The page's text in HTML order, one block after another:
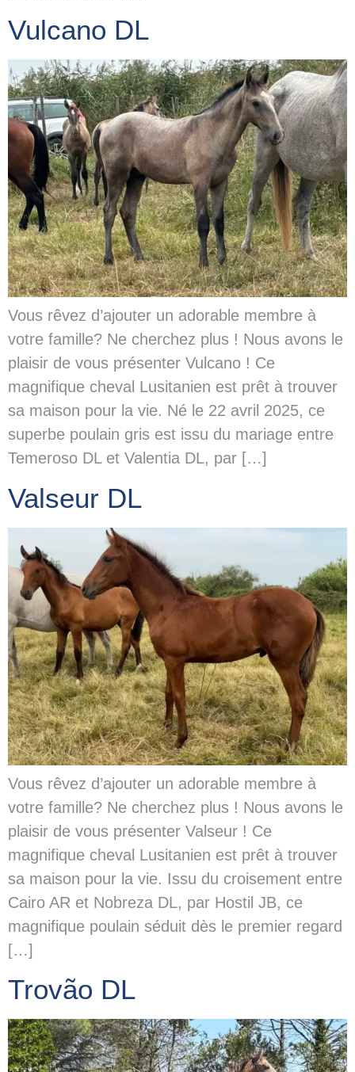
Vulcano DL
Vous rêvez d’ajouter un adorable membre à
votre famille? Ne cherchez plus ! Nous avons le
plaisir de vous présenter Vulcano ! Ce
magnifique cheval Lusitanien est prêt à trouver
sa maison pour la vie. Né le 22 avril 2025, ce
superbe poulain gris est issu du mariage entre
Temeroso DL et Valentia DL, par […]
Valseur DL
Vous rêvez d’ajouter un adorable membre à
votre famille? Ne cherchez plus ! Nous avons le
plaisir de vous présenter Valseur ! Ce
magnifique cheval Lusitanien est prêt à trouver
sa maison pour la vie. Issu du croisement entre
Cairo AR et Nobreza DL, par Hostil JB, ce
magnifique poulain séduit dès le premier regard
[…]
Trovão DL